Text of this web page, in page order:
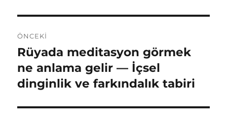
gezinmesi
ÖNCEKI
Önceki
yazı:
Rüyada meditasyon görmek
ne anlama gelir — İçsel
dinginlik ve farkındalık tabiri